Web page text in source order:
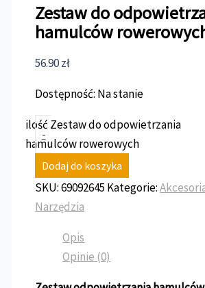
Zestaw do
hamulców
56.90zł
Dostępność: Na stanie
-
ilość Zestaw do odpowietrzania
hamulców rowerowych
Dodaj do koszyka
SKU:69092645 Kategorie:
Narzędzia
Opis
Opinie (0)